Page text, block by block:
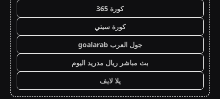
كورة 365
كورة سيتي
جول العرب goalarab
بث مباشر ريال مدريد اليوم
يلا لايف